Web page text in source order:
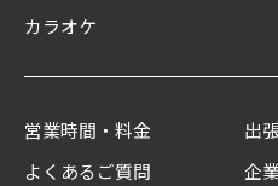
カラオケ
営業時間・料金
よくあるご質問
出
企